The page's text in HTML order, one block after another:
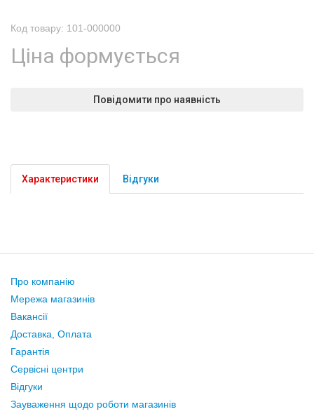
Код товару: 101-000000
Ціна формується
Повідомити про наявність
Характеристики Відгуки
Про компанію
Мережа магазинів
Вакансії
Доставка, Оплата
Гарантія
Сервісні центри
Відгуки
Зауваження щодо роботи магазинів